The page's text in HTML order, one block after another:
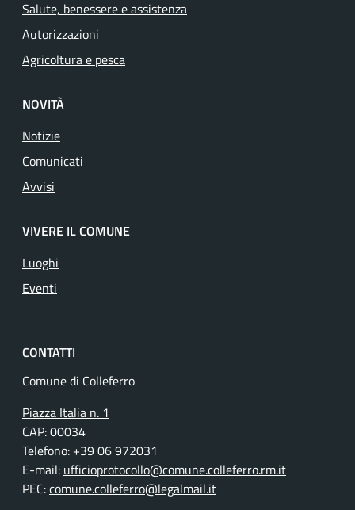
Salute, benessere e assistenza
Autorizzazioni
Agricoltura e pesca
NOVITÀ
Notizie
Comunicati
Avvisi
VIVERE IL COMUNE
Luoghi
Eventi
CONTATTI
Comune di Colleferro
Piazza Italia n. 1
CAP: 00034
Telefono: +39 06 972031
E-mail: ufficioprotocollo@comune.colleferro.rm.it
PEC:comune.colleferro@legalmail.it